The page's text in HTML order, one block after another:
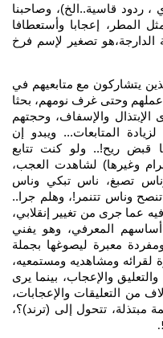
ردود قاسية..الخ)، وصاحبنا
المطر، إعجابا وأستعطافا
تصغير لإسم فرخ
يتشاركون مع متابعيهم في
وحتى غرف نومهم، بحثا
والإسفاف، وحجتهم
المتابعات... ويبدو إن
قبض ريح!.. ولو كنت تتابع
وغيرها) لشاهدت العجب،
تصبغ، ناس تبكي وناس
وناس تتنمر!، وهلم جرا..
عما جرى من تغيير إنقلابي،
المعرفي، وهو يفني
معبرة ليصوغها بجملة
لقرائه ومشاهديه ومستمعيه،
والإعجاب، بينما يرى
من التعليقات والإعجابات،
تتحول إلى (ترند)؟،
!.